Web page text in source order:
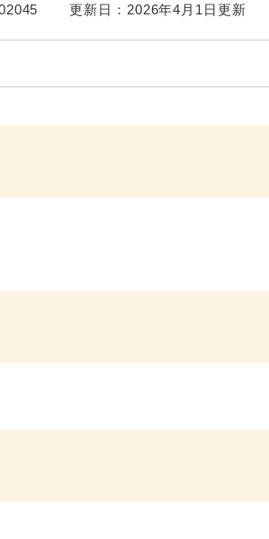
更新日：2026年4月1日更新